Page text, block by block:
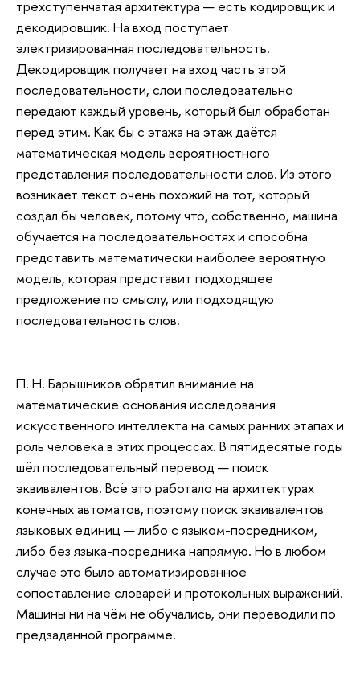
трёхступенчатая архитектура — есть кодировщик и
декодировщик. На вход поступает
электризированная последовательность.
Декодировщик получает на вход часть этой
последовательности, слои последовательно
передают каждый уровень, который был обработан
перед этим. Как бы с этажа на этаж даётся
математическая модель вероятностного
представления последовательности слов. Из этого
возникает текст очень похожий на тот, который
создал бы человек, потому что, собственно, машина
обучается на последовательностях и способна
представить математически наиболее вероятную
модель, которая представит подходящее
предложение по смыслу, или подходящую
последовательность слов.
П. Н. Барышников обратил внимание на
математические основания исследования
искусственного интеллекта на самых ранних этапах и
роль человека в этих процессах. В пятидесятые годы
шёл последовательный перевод — поиск
эквивалентов. Всё это работало на архитектурах
конечных автоматов, поэтому поиск эквивалентов
языковых единиц — либо с языком-посредником,
либо без языка-посредника напрямую. Но в любом
случае это было автоматизированное
сопоставление словарей и протокольных выражений.
Машины ни на чём не обучались, они переводили по
предзаданной программе.